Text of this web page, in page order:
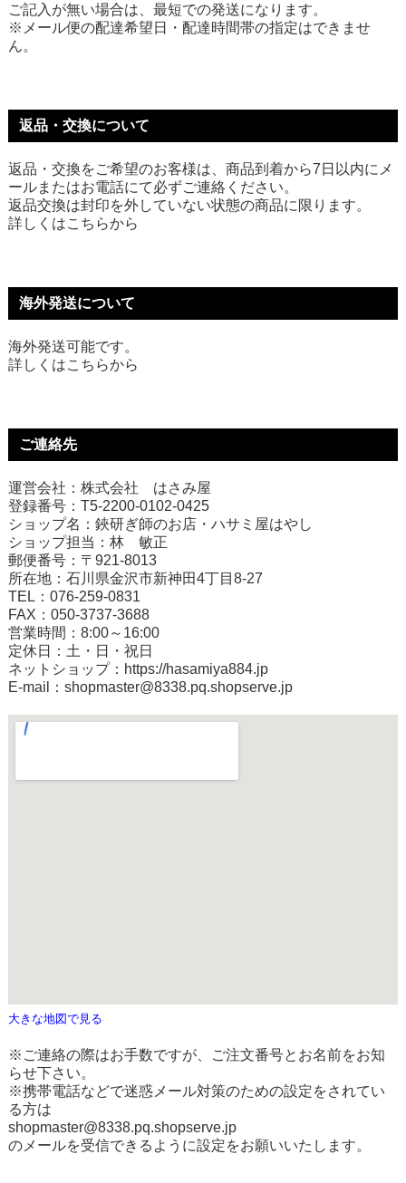
ご記入が無い場合は、最短での発送になります。
※メール便の配達希望日・配達時間帯の指定はできませ
ん。
返品・交換について
返品・交換をご希望のお客様は、商品到着から7日以内にメ
ールまたはお電話にて必ずご連絡ください。
返品交換は封印を外していない状態の商品に限ります。
詳しくはこちらから
海外発送について
海外発送可能です。
詳しくはこちらから
ご連絡先
運営会社：株式会社 はさみ屋
登録番号：T5-2200-0102-0425
ショップ名：鋏研ぎ師のお店・ハサミ屋はやし
ショップ担当：林 敏正
郵便番号：〒921-8013
所在地：石川県金沢市新神田4丁目8-27
TEL：076-259-0831
FAX：050-3737-3688
営業時間：8:00～16:00
定休日：土・日・祝日
ネットショップ： https://hasamiya884.jp
E-mail：shopmaster@8338.pq.shopserve.jp
大きな地図で見る
※ご連絡の際はお手数ですが、ご注文番号とお名前をお知
らせ下さい。
※携帯電話などで迷惑メール対策のための設定をされてい
る方は
shopmaster@8338.pq.shopserve.jp
のメールを受信できるように設定をお願いいたします。